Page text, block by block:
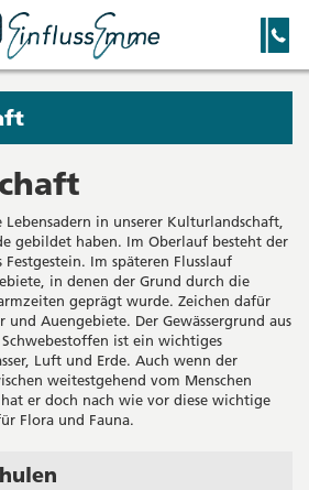
in unserer Kulturlandschaft,
gebildet haben. Im Oberlauf besteht der
Festgestein. Im späteren Flusslauf
in denen der Grund durch die
geprägt wurde. Zeichen dafür
und Auengebiete. Der Gewässergrund aus
ist ein wichtiges
Luft und Erde. Auch wenn der
weitestgehend vom Menschen
er doch nach wie vor diese wichtige
Flora und Fauna.